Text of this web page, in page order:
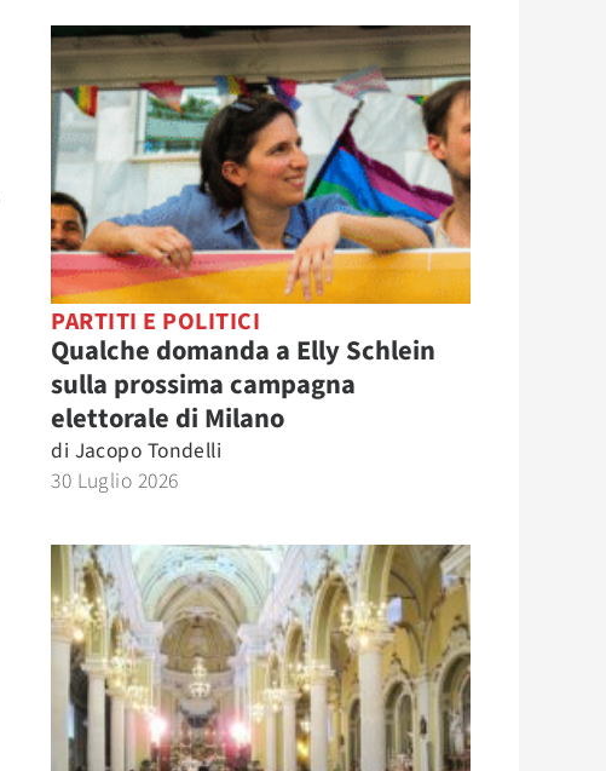
PARTITI E POLITICI
Qualche domanda a Elly Schlein
sulla prossima campagna
elettorale di Milano
di Jacopo Tondelli
30 Luglio 2026